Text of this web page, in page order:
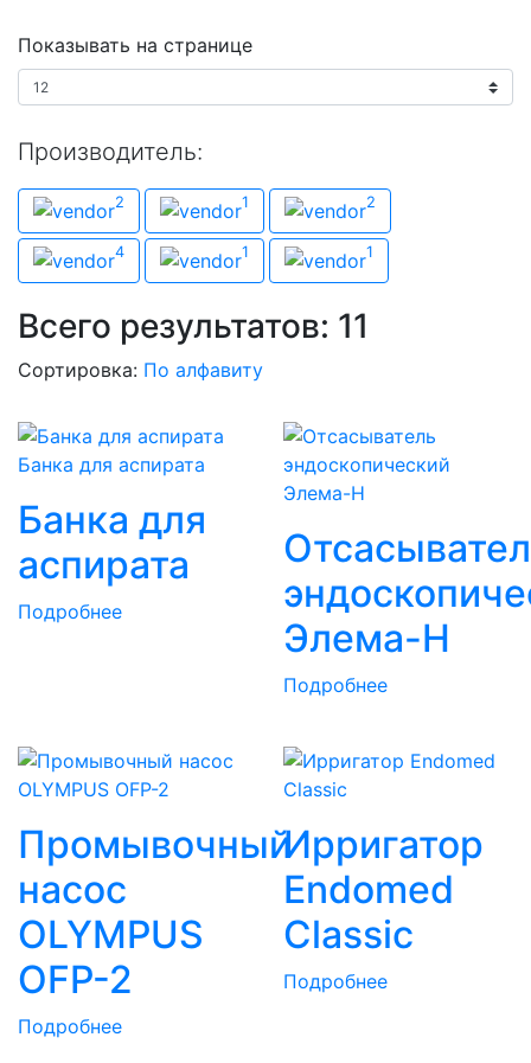
Показывать на странице
Производитель:
Производитель
Endomed
2 Fazzini
1 Olympus
2
Аксиома
4 Прометей
1 Элема-Н
1
Всего результатов: 11
Сортировка: По алфавиту
Банка для аспирата
Банка для
аспирата
Подробнее
Элема-Н
Подробнее
Промывочный
насос
OLYMPUS
OFP-2
Подробнее
Ирригатор
Endomed
Classic
Подробнее